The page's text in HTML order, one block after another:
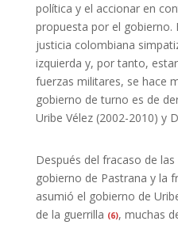
política y el accionar en
propuesta por el gobierno.
justicia colombiana
izquierda y, por tanto,
fuerzas militares, se hace
gobierno de turno es de
Uribe Vélez (2002-2010) y
Después del fracaso de
gobierno de Pastrana y la
asumió el gobierno de
de la guerrilla (6), muchas